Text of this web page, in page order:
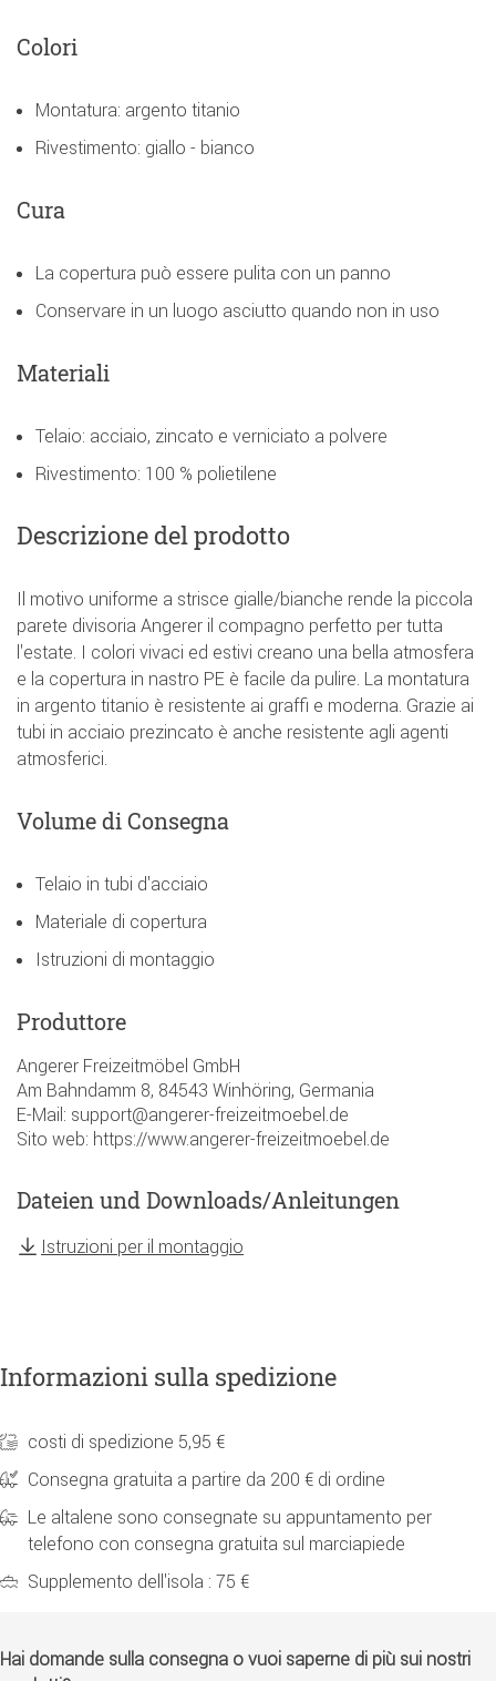
Colori
Montatura: argento titanio
Rivestimento: giallo - bianco
Cura
La copertura può essere pulita con un panno
Conservare in un luogo asciutto quando non in uso
Materiali
Telaio: acciaio, zincato e verniciato a polvere
Rivestimento: 100 % polietilene
Descrizione del prodotto
Il motivo uniforme a strisce gialle/bianche rende la piccola
parete divisoria Angerer il compagno perfetto per tutta
l'estate. I colori vivaci ed estivi creano una bella atmosfera
e la copertura in nastro PE è facile da pulire. La montatura
in argento titanio è resistente ai graffi e moderna. Grazie ai
tubi in acciaio prezincato è anche resistente agli agenti
atmosferici.
Volume di Consegna
Telaio in tubi d'acciaio
Materiale di copertura
Istruzioni di montaggio
Produttore
Angerer Freizeitmöbel GmbH
Am Bahndamm 8, 84543 Winhöring, Germania
E-Mail: support@angerer-freizeitmoebel.de
Sito web: https://www.angerer-freizeitmoebel.de
Dateien und Downloads/Anleitungen
Istruzioni per il montaggio
Informazioni sulla spedizione
costi di spedizione 5,95 €
Consegna gratuita a partire da 200 € di ordine
Le altalene sono consegnate su appuntamento per
telefono con consegna gratuita sul marciapiede
Supplemento dell'isola : 75 €
Hai domande sulla consegna o vuoi saperne di più sui nostri